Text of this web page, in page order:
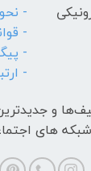
-
-
-
-
و
شبکه های